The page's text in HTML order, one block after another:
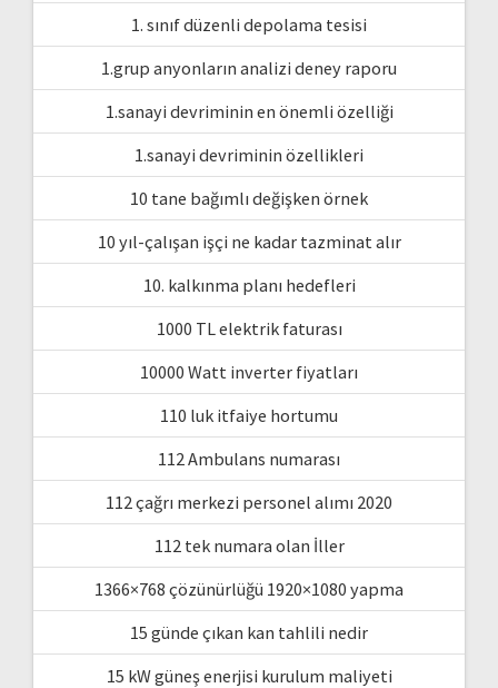
1. sınıf düzenli depolama tesisi
1.grup anyonların analizi deney raporu
1.sanayi devriminin en önemli özelliği
1.sanayi devriminin özellikleri
10 tane bağımlı değişken örnek
10 yıl-çalışan işçi ne kadar tazminat alır
10. kalkınma planı hedefleri
1000 TL elektrik faturası
10000 Watt inverter fiyatları
110 luk itfaiye hortumu
112 Ambulans numarası
112 çağrı merkezi personel alımı 2020
112 tek numara olan İller
1366×768 çözünürlüğü 1920×1080 yapma
15 günde çıkan kan tahlili nedir
15 kW güneş enerjisi kurulum maliyeti